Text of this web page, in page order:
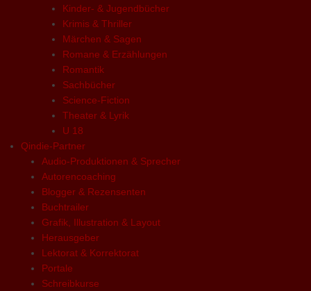
Kinder- & Jugendbücher
Krimis & Thriller
Märchen & Sagen
Romane & Erzählungen
Romantik
Sachbücher
Science-Fiction
Theater & Lyrik
U 18
Qindie-Partner
Audio-Produktionen & Sprecher
Autorencoaching
Blogger & Rezensenten
Buchtrailer
Grafik, Illustration & Layout
Herausgeber
Lektorat & Korrektorat
Portale
Schreibkurse